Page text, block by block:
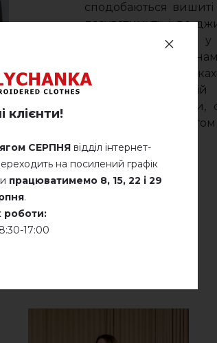
сподобаються
пасуватимуть і до
українці будуть
геометричних
футболках,
самобутності
прихватки, фартухи,
стильним
клієнти!
СЕРПНЯ відділ інтернет-
на посилений графік
працюватимемо 8, 15, 22 і 29
.
роботи:
17:00